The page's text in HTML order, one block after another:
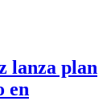
lanza plan
en